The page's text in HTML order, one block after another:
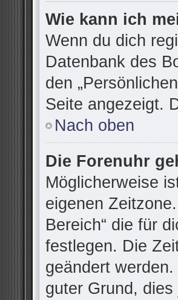
Wie kann ich
Wenn du dich
Datenbank des
den
Seite angezeigt.
Nach oben
Die Forenuhr
Möglicherweise
eigenen
Bereich“ die für
festlegen. Die
geändert
guter Grund,